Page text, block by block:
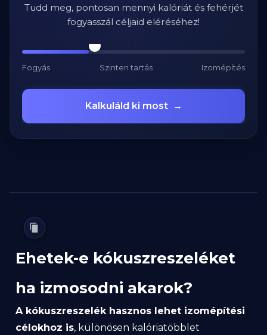
Tudd meg, pontosan mennyi kalóriát és fehérjét
fogyasszál céljaid eléréséhez!
Fogyás Szinten tartás Izomépítés
Kalkuláld ki most →
Ehetek-e kókuszreszeléket
ha izmosodni akarok?
A kókuszreszelék hasznos lehet izomépítési
célokhoz is, különösen kalóriatöbblet